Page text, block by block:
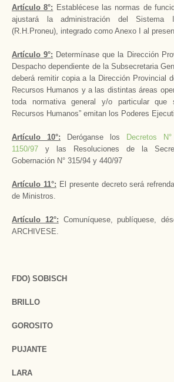
Artículo 8°: Establécese las normas de
ajustará la administración del Sistema
(R.H.Proneu), integrado como Anexo I al
Artículo 9°: Determínase que la Dirección
Despacho dependiente de la Subsecretaria
deberá remitir copia a la Dirección Provincial
Recursos Humanos y a las distintas áreas
toda normativa general y/o particular que
Recursos Humanos” emitan los Poderes
Artículo 10°: Deróganse los Decretos
1150/97 y las Resoluciones de la
Gobernación N° 315/94 y 440/97
Artículo 11°: El presente decreto será
de Ministros.
Artículo 12°: Comuníquese, publíquese,
ARCHIVESE.
FDO) SOBISCH
BRILLO
GOROSITO
PUJANTE
LARA